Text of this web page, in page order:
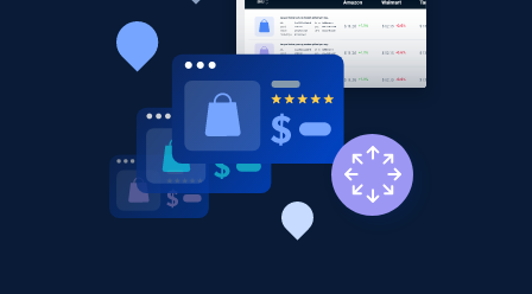
URL, Product id, Listing inventory id, Title, Rating,
Reviews count shop, Reviews count item, Initial
price, and more.
323+ Commencer
Etsy - Collects data from shop's URL